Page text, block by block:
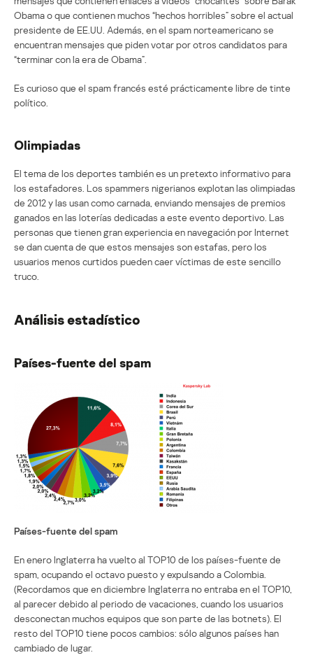
Obama o que contienen muchos “hechos horribles” sobre el actual
presidente de EE.UU. Además, en el spam norteamericano se
encuentran mensajes que piden votar por otros candidatos para
“terminar con la era de Obama”.
Es curioso que el spam francés esté prácticamente libre de tinte
político.
Olimpiadas
El tema de los deportes también es un pretexto informativo para
los estafadores. Los spammers nigerianos explotan las olimpiadas
de 2012 y las usan como carnada, enviando mensajes de premios
ganados en las loterías dedicadas a este evento deportivo. Las
personas que tienen gran experiencia en navegación por Internet
se dan cuenta de que estos mensajes son estafas, pero los
usuarios menos curtidos pueden caer víctimas de este sencillo
truco.
Análisis estadístico
Países-fuente del spam
Países-fuente del spam
En enero Inglaterra ha vuelto al TOP10 de los países-fuente de
spam, ocupando el octavo puesto y expulsando a Colombia.
(Recordamos que en diciembre Inglaterra no entraba en el TOP10,
al parecer debido al periodo de vacaciones, cuando los usuarios
desconectan muchos equipos que son parte de las botnets). El
resto del TOP10 tiene pocos cambios: sólo algunos países han
cambiado de lugar.